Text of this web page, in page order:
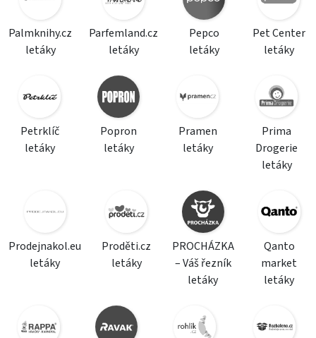
Palmknihy.cz
letáky
Parfemland.cz
letáky
Pepco
letáky
Pet Center
letáky
Petrklíč
letáky
Popron
letáky
Pramen
letáky
Prima
Drogerie
letáky
Prodejnakol.eu
letáky
Proděti.cz
letáky
PROCHÁZKA
– Váš řezník
letáky
Qanto
market
letáky